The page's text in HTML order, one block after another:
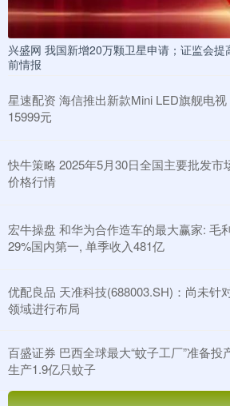
兴盛网 我国新增20万颗卫星申请；证监会提
前情报
星速配资 海信推出新款Mini LED旗舰电视
15999元
快牛策略 2025年5月30日全国主要批发市
价格行情
宏牛操盘 和华为合作造车的最大赢家: 毛
29%国内第一, 单季收入481亿
优配良品 天准科技(688003.SH)：尚未针
领域进行布局
百盛证券 巴西全球最大“蚊子工厂”准备投
生产1.9亿只蚊子